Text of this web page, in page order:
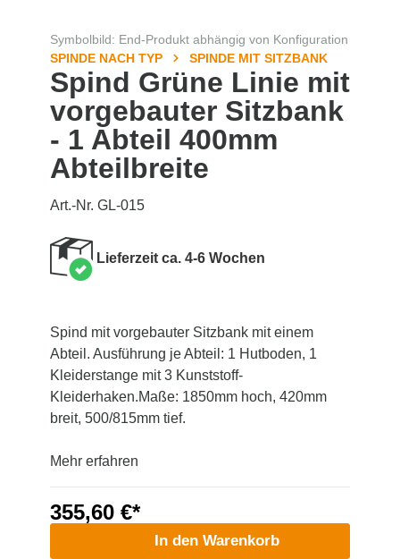
Symbolbild: End-Produkt abhängig von Konfiguration
SPINDE NACH TYP
SPINDE MIT SITZBANK
Spind Grüne Linie mit
vorgebauter Sitzbank
- 1 Abteil 400mm
Abteilbreite
Art.-Nr. GL-015
Lieferzeit ca. 4-6 Wochen
Spind mit vorgebauter Sitzbank mit einem
Abteil. Ausführung je Abteil: 1 Hutboden, 1
Kleiderstange mit 3 Kunststoff-
Kleiderhaken.Maße: 1850mm hoch, 420mm
breit, 500/815mm tief.
Mehr erfahren
355,60 €*
In den Warenkorb